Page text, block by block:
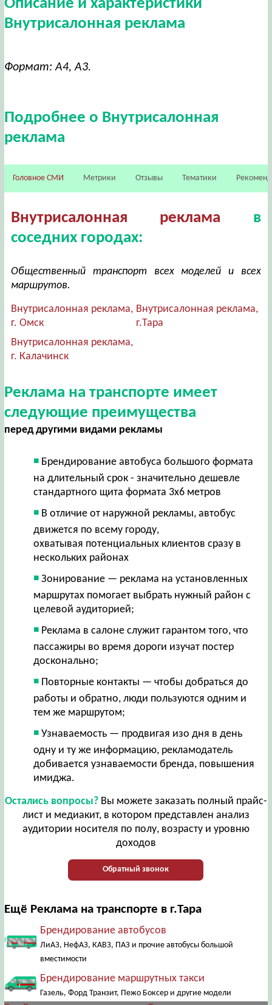
Описание и характеристики
Внутрисалонная реклама
Формат: А4, А3.
Подробнее о Внутрисалонная
реклама
Головное СМИ Метрики Отзывы Тематики
Внутрисалонная реклама в
соседних городах:
Общественный транспорт всех моделей и всех
маршрутов.
Внутрисалонная реклама,
г. Омск
Внутрисалонная реклама,
г.Тара
Внутрисалонная реклама,
г. Калачинск
Реклама на транспорте имеет
следующие преимущества
перед другими видами рекламы
Брендирование автобуса большого формата
на длительный срок - значительно дешевле
стандартного щита формата 3х6 метров
В отличие от наружной рекламы, автобус
движется по всему городу,
охватывая потенциальных клиентов сразу в
нескольких районах
Зонирование — реклама на установленных
маршрутах помогает выбрать нужный район с
целевой аудиторией;
Реклама в салоне служит гарантом того, что
пассажиры во время дороги изучат постер
досконально;
Повторные контакты — чтобы добраться до
работы и обратно, люди пользуются одним и
тем же маршрутом;
Узнаваемость — продвигая изо дня в день
одну и ту же информацию, рекламодатель
добивается узнаваемости бренда, повышения
имиджа.
Остались вопросы?Вы можете заказать полный прайс-
лист и медиакит, в котором представлен анализ
аудитории носителя по полу, возрасту и уровню
доходов
Обратный звонок
Ещё Реклама на транспорте в г.Тара
Брендирование автобусов
ЛиАЗ, НефАЗ, КАВЗ, ПАЗ и прочие автобусы большой
вместимости
Брендирование маршрутных такси
Газель, Форд Транзит, Пежо Боксер и другие модели